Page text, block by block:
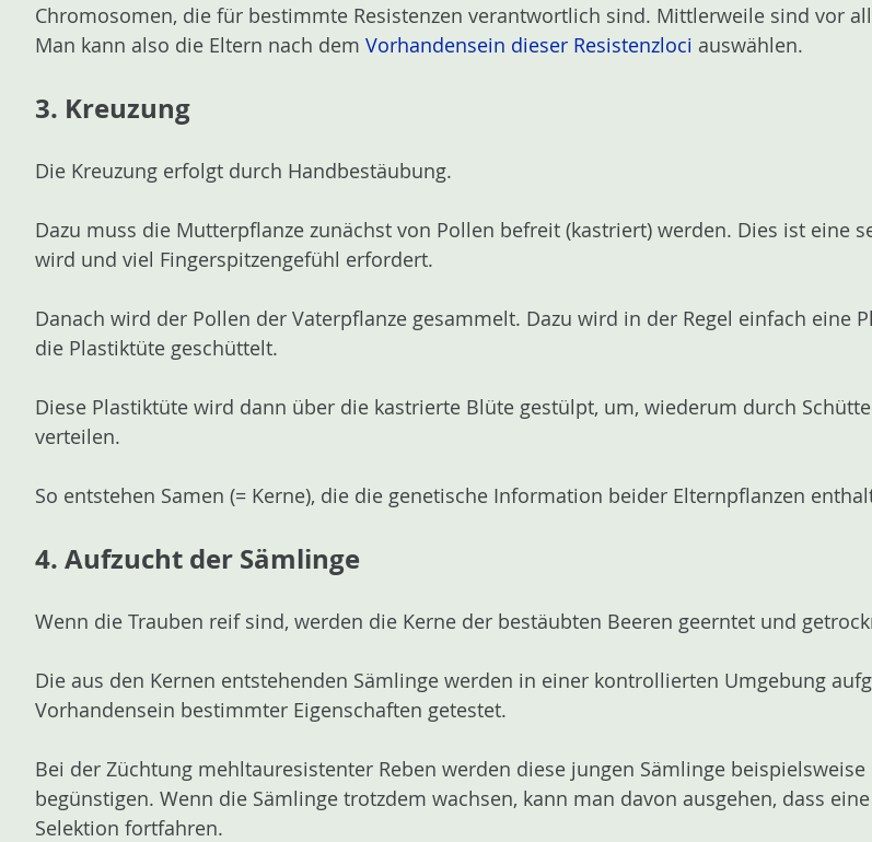
Chromosomen, die für bestimmte Resistenzen verantwortlich sind. Mittlerweile sind vor
Man kann also die Eltern nach dem Vorhandensein dieser Resistenzloci auswählen.
3. Kreuzung
Die Kreuzung erfolgt durch Handbestäubung.
Dazu muss die Mutterpflanze zunächst von Pollen befreit (kastriert) werden. Dies ist eine
wird und viel Fingerspitzengefühl erfordert.
Danach wird der Pollen der Vaterpflanze gesammelt. Dazu wird in der Regel einfach
die Plastiktüte geschüttelt.
Diese Plastiktüte wird dann über die kastrierte Blüte gestülpt, um, wiederum durch
verteilen.
So entstehen Samen (= Kerne), die die genetische Information beider Elternpflanzen
4. Aufzucht der Sämlinge
Wenn die Trauben reif sind, werden die Kerne der bestäubten Beeren geerntet und
Die aus den Kernen entstehenden Sämlinge werden in einer kontrollierten Umgebung
Vorhandensein bestimmter Eigenschaften getestet.
Bei der Züchtung mehltauresistenter Reben werden diese jungen Sämlinge
begünstigen. Wenn die Sämlinge trotzdem wachsen, kann man davon ausgehen, dass
Selektion fortfahren.